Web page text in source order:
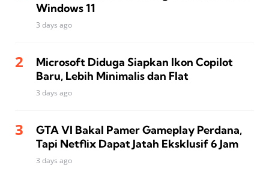
Windows 11
3 days ago
Microsoft Diduga Siapkan Ikon Copilot
Baru, Lebih Minimalis dan Flat
3 days ago
GTA VI Bakal Pamer Gameplay Perdana,
Tapi Netflix Dapat Jatah Eksklusif 6 Jam
3 days ago